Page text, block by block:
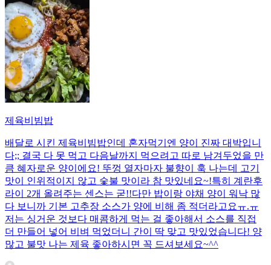
제육비빔밥
배달로 시킨 제육비빔밥인데 혼자먹기엔 양이 진짜 대박입니
다;; 결국 다 못 먹고 다음날까지 먹으려고 따로 남겨두었을 만
큼 혜자로운 양이에요! 뚜껑 열자마자 불향이 훅 나는데 고기
맛이 인위적이지 않고 숯불 맛이라 참 맛있네요~!특히 계란후
라이 2개 올려주는 센스는 굳!! ​다만 밥이랑 야채 양이 워낙 많
다 보니까 기본 고추장 소스가 양에 비해 좀 적더라고요ㅠ.ㅠ
저는 싱거운 것보다 매콤하게 먹는 걸 좋아해서 소스를 직접
더 만들어 넣어 비벼 먹었더니 간이 딱 맞고 맛있었습니다! 양
많고 불맛 나는 제육 좋아하시면 꼭 드셔보세요~^^